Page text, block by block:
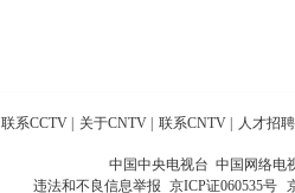
联系CCTV 关于CNTV 联系CNTV 人才招聘
中国中央电视台 中国网络电
违法和不良信息举报 京ICP证060535号